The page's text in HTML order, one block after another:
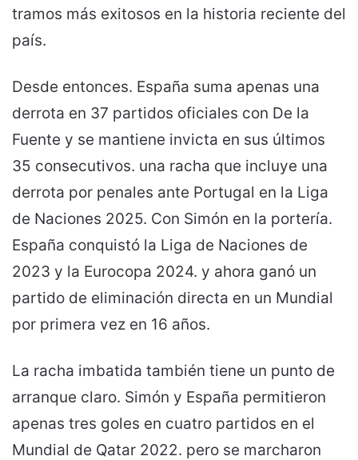
tramos más exitosos en la historia reciente del
país.
Desde entonces. España suma apenas una
derrota en 37 partidos oficiales con De la
Fuente y se mantiene invicta en sus últimos
35 consecutivos. una racha que incluye una
derrota por penales ante Portugal en la Liga
de Naciones 2025. Con Simón en la portería.
España conquistó la Liga de Naciones de
2023 y la Eurocopa 2024. y ahora ganó un
partido de eliminación directa en un Mundial
por primera vez en 16 años.
La racha imbatida también tiene un punto de
arranque claro. Simón y España permitieron
apenas tres goles en cuatro partidos en el
Mundial de Qatar 2022. pero se marcharon